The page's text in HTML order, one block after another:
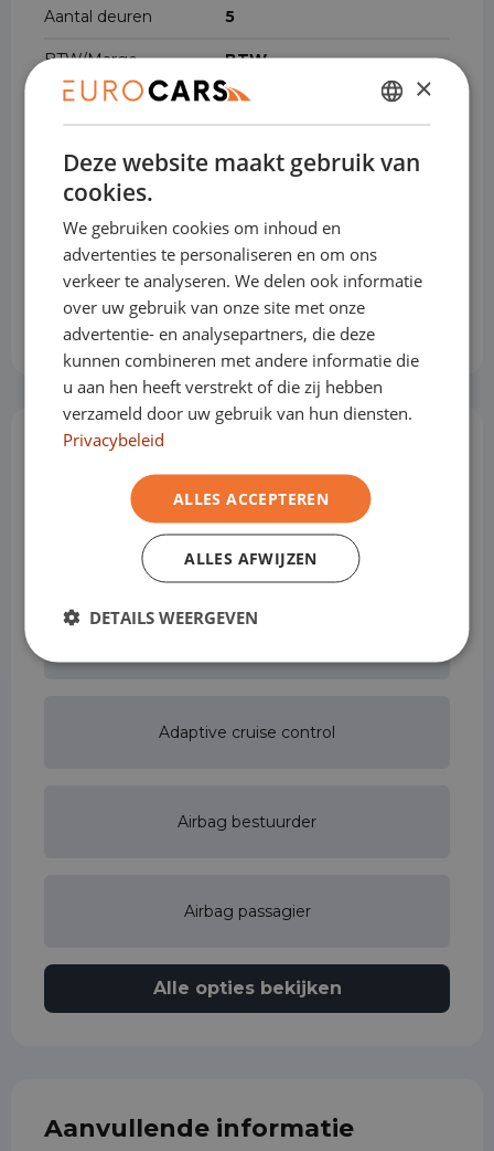
Aantal deuren 5
BTW/Marge BTW
Brandstof Benzine
Gewicht
Max. trekgewicht 1.500 kg
Cilinderinhoud 1.984 cm³
Voertuigbreedte 185 cm
Opties & Toebehoren
Achterbank in delen neerklapbaar
Adaptive cruise control
Airbag bestuurder
Airbag passagier
Alle opties bekijken
Aanvullende informatie
DUTCH
ENGLISH
×
Deze website maakt gebruik van
cookies.
We gebruiken cookies om inhoud en
advertenties te personaliseren en om ons
verkeer te analyseren. We delen ook informatie
over uw gebruik van onze site met onze
advertentie- en analysepartners, die deze
kunnen combineren met andere informatie die
u aan hen heeft verstrekt of die zij hebben
verzameld door uw gebruik van hun diensten.
Privacybeleid
ALLES ACCEPTEREN
ALLES AFWIJZEN
DETAILS WEERGEVEN